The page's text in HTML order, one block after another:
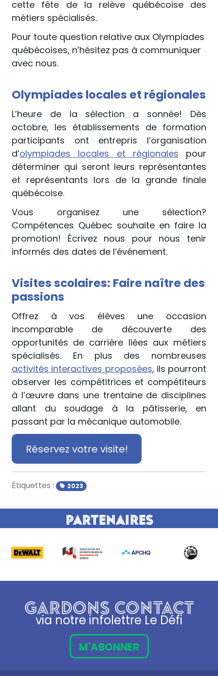
cette fête de la relève québécoise des
métiers spécialisés.
Pour toute question relative aux Olympiades
québécoises, n’hésitez pas à communiquer
avec nous.
Olympiades locales et régionales
L’heure de la sélection a sonnée! Dès
octobre, les établissements de formation
participants ont entrepris l’organisation
d’olympiades locales et régionales pour
déterminer qui seront leurs représentantes
et représentants lors de la grande finale
québécoise.
Vous organisez une sélection?
Compétences Québec souhaite en faire la
promotion! Écrivez nous pour nous tenir
informés des dates de l’événement.
Visites scolaires: Faire naître des
passions
Offrez à vos élèves une occasion
incomparable de découverte des
opportunités de carrière liées aux métiers
spécialisés. En plus des nombreuses
activités interactives proposées, ils pourront
observer les compétitrices et compétiteurs
à l’œuvre dans une trentaine de disciplines
allant du soudage à la pâtisserie, en
passant par la mécanique automobile.
Réservez votre visite!
Étiquettes : 2023
Partenaires
GARDONS CONTACT
via notre infolettre Le Défi
M'ABONNER